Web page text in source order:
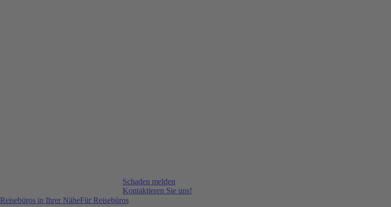
Schaden melden
Kontaktieren Sie uns!
Reisebüros in Ihrer NäheFür Reisebüros